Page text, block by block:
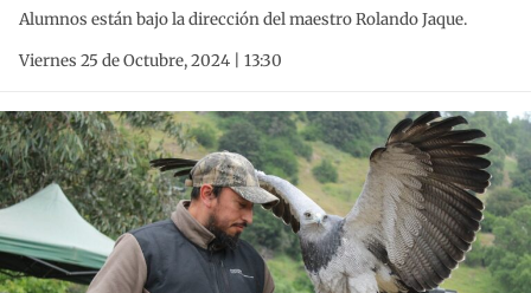
Alumnos están bajo la dirección del maestro Rolando Jaque.
Viernes 25 de Octubre, 2024 | 13:30